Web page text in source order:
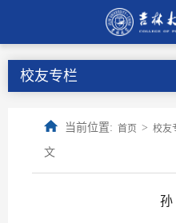
校友专栏
当前位置: 首页 > 校友
文